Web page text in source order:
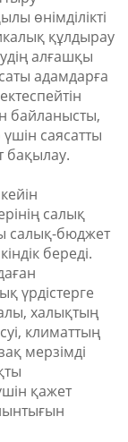
өнімділікті
құлдырау
алғашқы
адамдарға
байланысты,
саясатты
бақылау.
салық
салық-бюджет
береді.
үрдістерге
халықтың
климаттың
мерзімді
қажет